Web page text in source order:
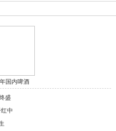
国内啤酒
/a>
盛
中